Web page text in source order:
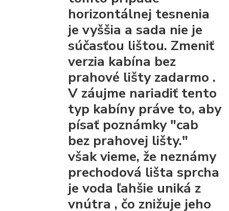
horizontálnej tesnenia
je vyššia a sada nie je
súčasťou lištou. Zmeniť
verzia kabína bez
prahové lištyzadarmo .
V záujme nariadiť tento
typ kabíny práve to, aby
písať poznámky "cab
bez prahovej lišty."
však vieme, že neznámy
prechodová lištasprcha
je voda ľahšie uniká z
vnútra , čo znižuje jeho